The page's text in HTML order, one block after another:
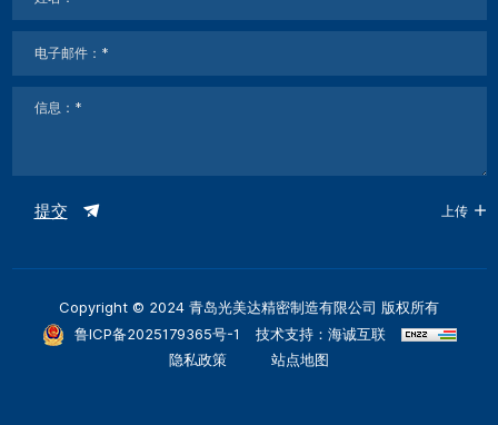
提交 上传
Copyright © 2024 青岛光美达精密制造有限公司 版权所有
鲁ICP备2025179365号-1
技术支持：海诚互联
隐私政策
站点地图